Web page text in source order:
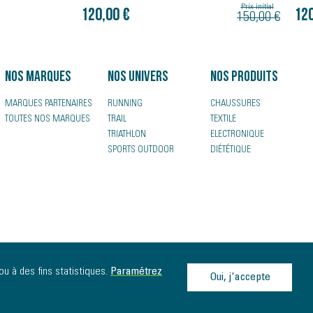
120,00 € Prix initial
150,00 €
Nos marques
MARQUES PARTENAIRES
TOUTES NOS MARQUES
Nos univers
RUNNING
TRAIL
TRIATHLON
SPORTS OUTDOOR
Nos produits
CHAUSSURES
TEXTILE
ELECTRONIQUE
DIÉTÉTIQUE
à des fins statistiques. Paramétrez
Oui, j'accepte